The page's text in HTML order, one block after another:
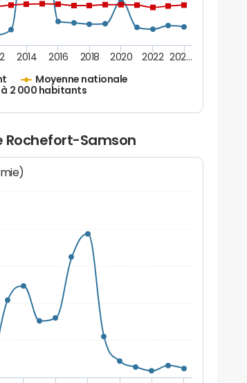
Moyenne nationale
à 2 000 habitants
2014 2016 2018 2020 2022 202…
Samson